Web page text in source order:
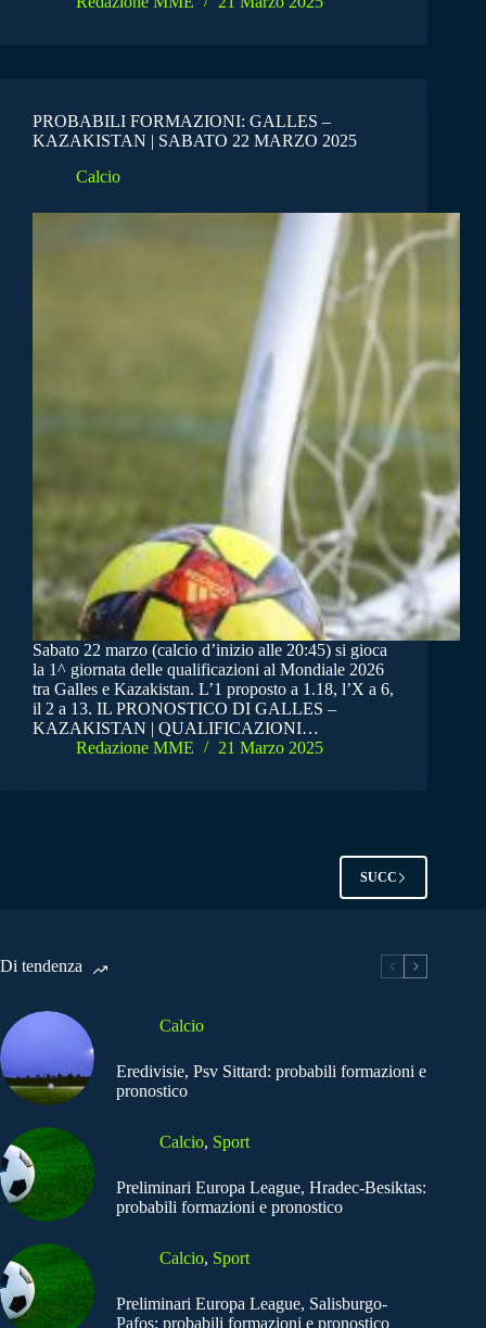
PROBABILI FORMAZIONI: GALLES –
KAZAKISTAN | SABATO 22 MARZO 2025
Calcio
Sabato 22 marzo (calcio d’inizio alle 20:45) si gioca
la 1^ giornata delle qualificazioni al Mondiale 2026
tra Galles e Kazakistan. L’1 proposto a 1.18, l’X a 6,
il 2 a 13. IL PRONOSTICO DI GALLES –
KAZAKISTAN | QUALIFICAZIONI…
Redazione MME
21 Marzo 2025
SUCC
Di tendenza
Calcio
Eredivisie, Psv Sittard: probabili formazioni e
pronostico
Calcio, Sport
Preliminari Europa League, Hradec-Besiktas:
probabili formazioni e pronostico
Calcio, Sport
Preliminari Europa League, Salisburgo-
Pafos: probabili formazioni e pronostico